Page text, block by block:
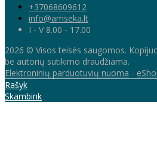
+37068609612
info@amseka.lt
I - V 8.00 - 17.00
2026 © Visos teisės saugomos.
be autorių sutikimo draudžiama.
Elektroninių parduotuvių nuoma -
Rašyk
Skambink